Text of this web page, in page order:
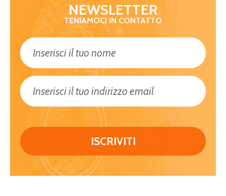
NEWSLETTER
TENIAMOCI IN CONTATTO